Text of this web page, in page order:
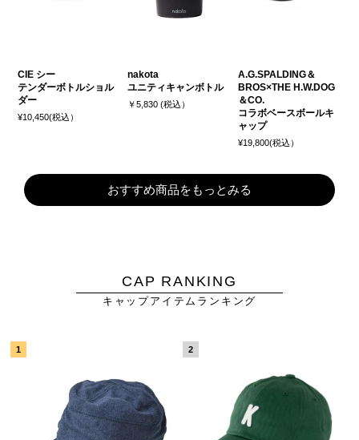
CIE シー
テンダーボトルショル
ダー
¥10,450(税込）
nakota
ユニティキャンボトル
￥5,830 (税込）
A.G.SPALDING＆
BROS×THE H.W.DOG
＆CO.
コラボベースボールキ
ャップ
¥19,800(税込）
おすすめ商品をもっとみる
CAP RANKING
キャップアイテムランキング